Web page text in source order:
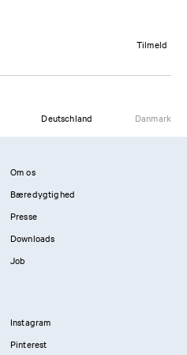
Tilmeld
Deutschland Danmark
Om os
Bæredygtighed
Presse
Downloads
Job
Instagram
Pinterest